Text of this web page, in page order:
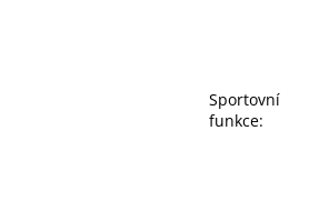
Sportovní
funkce: